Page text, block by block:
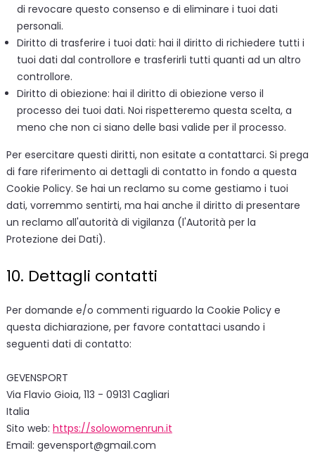
di revocare questo consenso e di eliminare i tuoi dati
personali.
Diritto di trasferire i tuoi dati: hai il diritto di richiedere tutti i
tuoi dati dal controllore e trasferirli tutti quanti ad un altro
controllore.
Diritto di obiezione: hai il diritto di obiezione verso il
processo dei tuoi dati. Noi rispetteremo questa scelta, a
meno che non ci siano delle basi valide per il processo.
Per esercitare questi diritti, non esitate a contattarci. Si prega
di fare riferimento ai dettagli di contatto in fondo a questa
Cookie Policy. Se hai un reclamo su come gestiamo i tuoi
dati, vorremmo sentirti, ma hai anche il diritto di presentare
un reclamo all'autorità di vigilanza (l'Autorità per la
Protezione dei Dati).
10. Dettagli contatti
Per domande e/o commenti riguardo la Cookie Policy e
questa dichiarazione, per favore contattaci usando i
seguenti dati di contatto:
GEVENSPORT
Via Flavio Gioia, 113 - 09131 Cagliari
Italia
Sito web: https://solowomenrun.it
Email: gevensport@gmail.com